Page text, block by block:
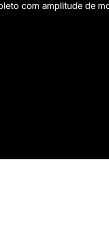
com amplitude de